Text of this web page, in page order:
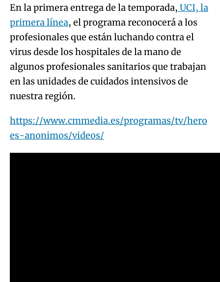
En la primera entrega de la temporada, UCI, la
primera línea, el programa reconocerá a los
profesionales que están luchando contra el
virus desde los hospitales de la mano de
algunos profesionales sanitarios que trabajan
en las unidades de cuidados intensivos de
nuestra región.
https://www.cmmedia.es/programas/tv/hero
es-anonimos/videos/